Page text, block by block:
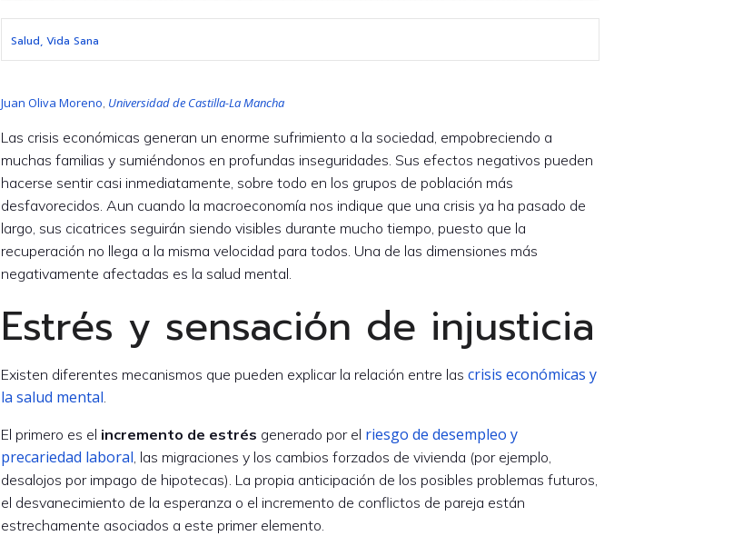
Salud, Vida Sana
Juan Oliva Moreno Universidad de Castilla-La Mancha
Las crisis económicas generan un enorme sufrimiento a la sociedad, empobreciendo a
muchas familias y sumiéndonos en profundas inseguridades. Sus efectos negativos pueden
hacerse sentir casi inmediatamente, sobre todo en los grupos de población más
desfavorecidos. Aun cuando la macroeconomía nos indique que una crisis ya ha pasado de
largo, sus cicatrices seguirán siendo visibles durante mucho tiempo, puesto que la
recuperación no llega a la misma velocidad para todos. Una de las dimensiones más
negativamente afectadas es la salud mental.
Estrés y sensación de injusticia
Existen diferentes mecanismos que pueden explicar la relación entre lascrisis económicas y
la salud mental.
El primero es el incremento de estrés generado por el riesgo de desempleo y
precariedad laboral, las migraciones y los cambios forzados de vivienda (por ejemplo,
desalojos por impago de hipotecas). La propia anticipación de los posibles problemas futuros,
el desvanecimiento de la esperanza o el incremento de conflictos de pareja están
estrechamente asociados a este primer elemento.